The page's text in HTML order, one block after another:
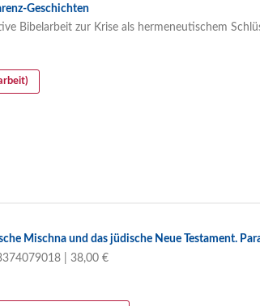
Geschichten
Bibelarbeit zur Krise als hermeneutischem
Mischna und das jüdische Neue Testament.
| 38,00 €